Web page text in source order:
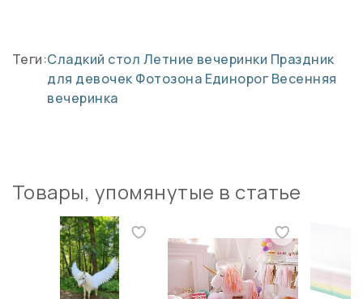
Теги:Сладкий стол Летние вечеринки Праздник
для девочек Фотозона Единорог Весенняя
вечеринка
Товары, упомянутые в статье